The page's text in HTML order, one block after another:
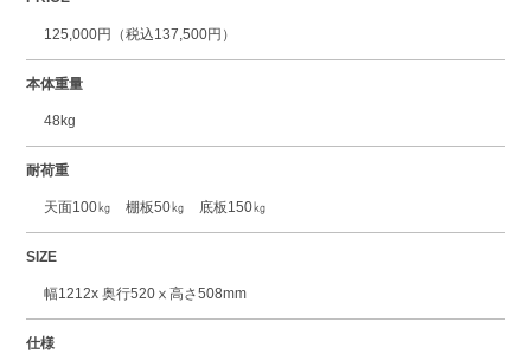
125,000円（税込137,500円）
本体重量
48kg
耐荷重
天面100㎏ 棚板50㎏ 底板150㎏
SIZE
幅1212x 奥行520ⅹ高さ508mm
仕様